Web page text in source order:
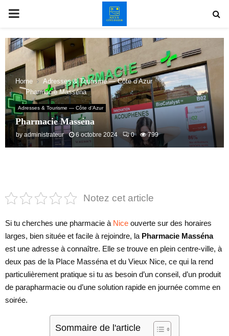
PRIMARY
MENU
Home
Adresses & Tourisme — Côte d’Azur
Pharmacie Masséna
Adresses & Tourisme — Côte d’Azur
Pharmacie Masséna
by administrateur 6 octobre 2024 0 799
Notez cet article
Si tu cherches une pharmacie à Nice ouverte sur des horaires
larges, bien située et facile à rejoindre, la Pharmacie Masséna
est une adresse à connaître. Elle se trouve en plein centre-ville, à
deux pas de la Place Masséna et du Vieux Nice, ce qui la rend
particulièrement pratique si tu as besoin d’un conseil, d’un produit
de parapharmacie ou d’une solution rapide en journée comme en
soirée.
Sommaire de l'article